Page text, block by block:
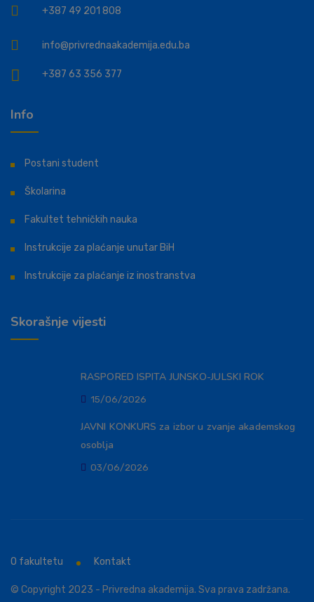
+387 49 201 808
info@privrednaakademija.edu.ba
+387 63 356 377
Info
Postani student
Školarina
Fakultet tehničkih nauka
Instrukcije za plaćanje unutar BiH
Instrukcije za plaćanje iz inostranstva
Skorašnje vijesti
RASPORED ISPITA JUNSKO-JULSKI ROK
15/06/2026
JAVNI KONKURS za izbor u zvanje akademskog
osoblja
03/06/2026
© Copyright 2023 - Privredna akademija. Sva prava zadržana.
O fakultetu Kontakt